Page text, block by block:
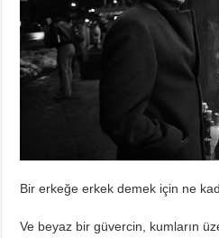
Bir erkeğe erkek demek için ne
Ve beyaz bir güvercin, kumların